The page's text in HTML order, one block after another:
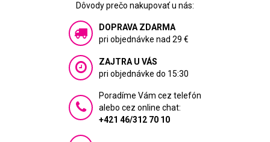
Dôvody prečo nakupovať u nás:
DOPRAVA ZDARMA
pri objednávke nad 29 €
ZAJTRA U VÁS
pri objednávke do 15:30
Poradíme Vám cez telefón
alebo cez online chat:
+421 46/312 70 10